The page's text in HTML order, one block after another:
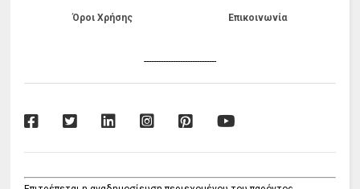
Όροι Χρήσης Επικοινωνία
------------------------------